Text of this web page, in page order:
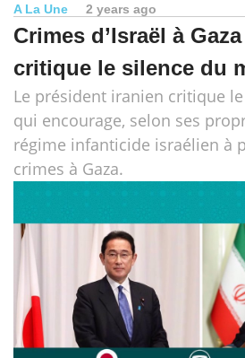
A La Une 2 years ago
Crimes d’Israël à
critique le silence du
Le président iranien critique
qui encourage, selon ses
régime infanticide israélien à
crimes à Gaza.